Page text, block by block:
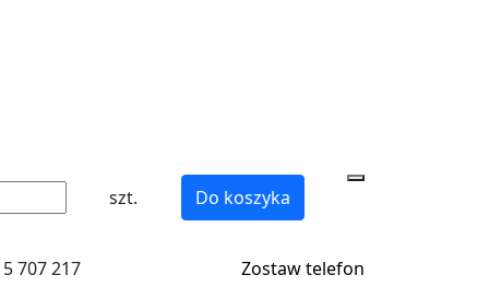
szt. Do koszyka
707 217 Zostaw telefon